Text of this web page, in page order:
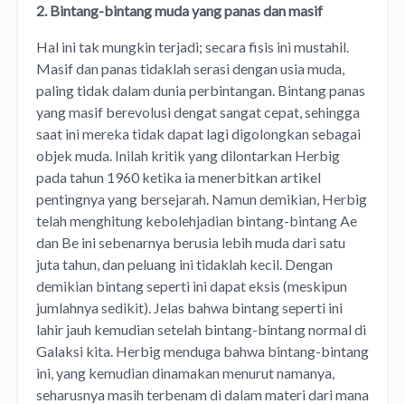
2. Bintang-bintang muda yang panas dan masif
Hal ini tak mungkin terjadi; secara fisis ini mustahil.
Masif dan panas tidaklah serasi dengan usia muda,
paling tidak dalam dunia perbintangan. Bintang panas
yang masif berevolusi dengat sangat cepat, sehingga
saat ini mereka tidak dapat lagi digolongkan sebagai
objek muda. Inilah kritik yang dilontarkan Herbig
pada tahun 1960 ketika ia menerbitkan artikel
pentingnya yang bersejarah. Namun demikian, Herbig
telah menghitung kebolehjadian bintang-bintang Ae
dan Be ini sebenarnya berusia lebih muda dari satu
juta tahun, dan peluang ini tidaklah kecil. Dengan
demikian bintang seperti ini dapat eksis (meskipun
jumlahnya sedikit). Jelas bahwa bintang seperti ini
lahir jauh kemudian setelah bintang-bintang normal di
Galaksi kita. Herbig menduga bahwa bintang-bintang
ini, yang kemudian dinamakan menurut namanya,
seharusnya masih terbenam di dalam materi dari mana